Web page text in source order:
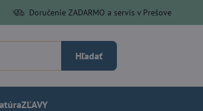
Doručenie ZADARMO a servis v Prešove
Hľadať
ZĽAVY